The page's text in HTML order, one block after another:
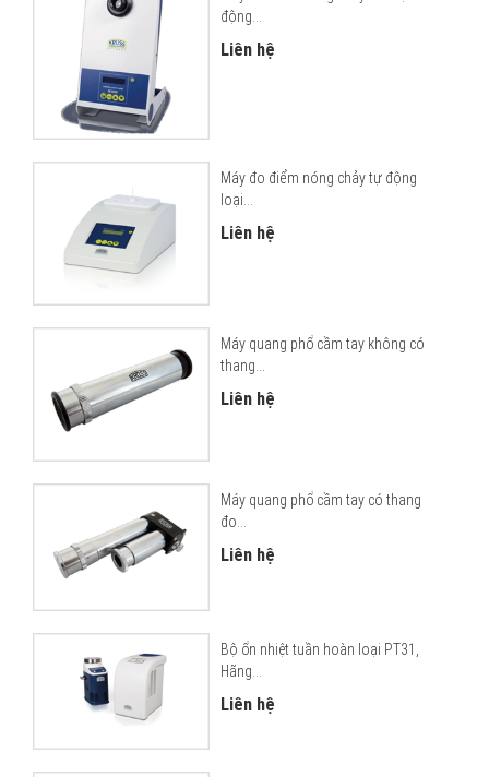
động...
Liên hệ
Máy đo điểm nóng chảy tự động
loại...
Liên hệ
Máy quang phổ cầm tay không có
thang...
Liên hệ
Máy quang phổ cầm tay có thang
đo...
Liên hệ
Bộ ổn nhiệt tuần hoàn loại PT31,
Hãng...
Liên hệ